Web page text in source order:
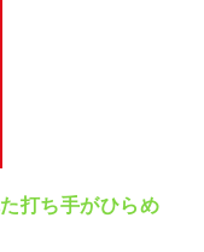
打ち手がひらめ